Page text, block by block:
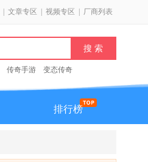
文章专区 视频专区 厂商列表
传奇手游 变态传奇
排行榜